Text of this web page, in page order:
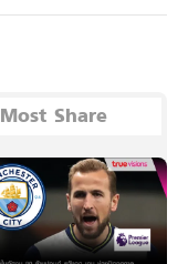
Most Share